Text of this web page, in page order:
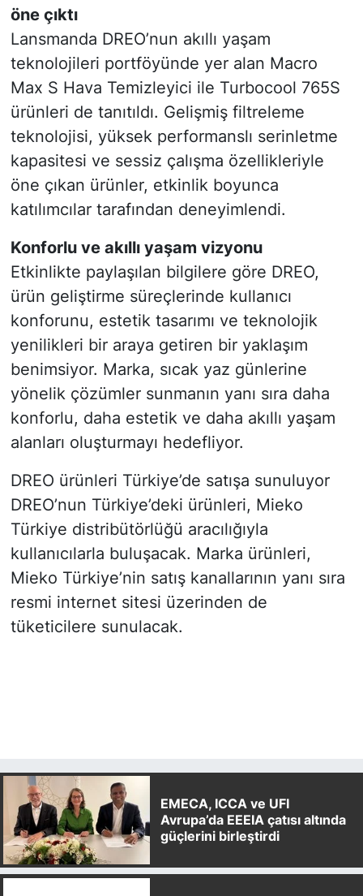
öne çıktı
Lansmanda DREO’nun akıllı yaşam
teknolojileri portföyünde yer alan Macro
Max S Hava Temizleyici ile Turbocool 765S
ürünleri de tanıtıldı. Gelişmiş filtreleme
teknolojisi, yüksek performanslı serinletme
kapasitesi ve sessiz çalışma özellikleriyle
öne çıkan ürünler, etkinlik boyunca
katılımcılar tarafından deneyimlendi.
Konforlu ve akıllı yaşam vizyonu
Etkinlikte paylaşılan bilgilere göre DREO,
ürün geliştirme süreçlerinde kullanıcı
konforunu, estetik tasarımı ve teknolojik
yenilikleri bir araya getiren bir yaklaşım
benimsiyor. Marka, sıcak yaz günlerine
yönelik çözümler sunmanın yanı sıra daha
konforlu, daha estetik ve daha akıllı yaşam
alanları oluşturmayı hedefliyor.
DREO ürünleri Türkiye’de satışa sunuluyor
DREO’nun Türkiye’deki ürünleri, Mieko
Türkiye distribütörlüğü aracılığıyla
kullanıcılarla buluşacak. Marka ürünleri,
Mieko Türkiye’nin satış kanallarının yanı sıra
resmi internet sitesi üzerinden de
tüketicilere sunulacak.
EMECA, ICCA ve UFI
Avrupa’da EEEIA çatısı altında
güçlerini birleştirdi